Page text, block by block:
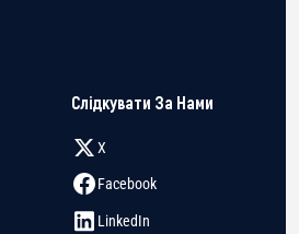
Слідкувати За Нами
X
Facebook
LinkedIn